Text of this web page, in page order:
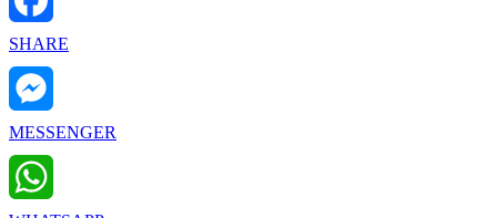
SHARE
MESSENGER